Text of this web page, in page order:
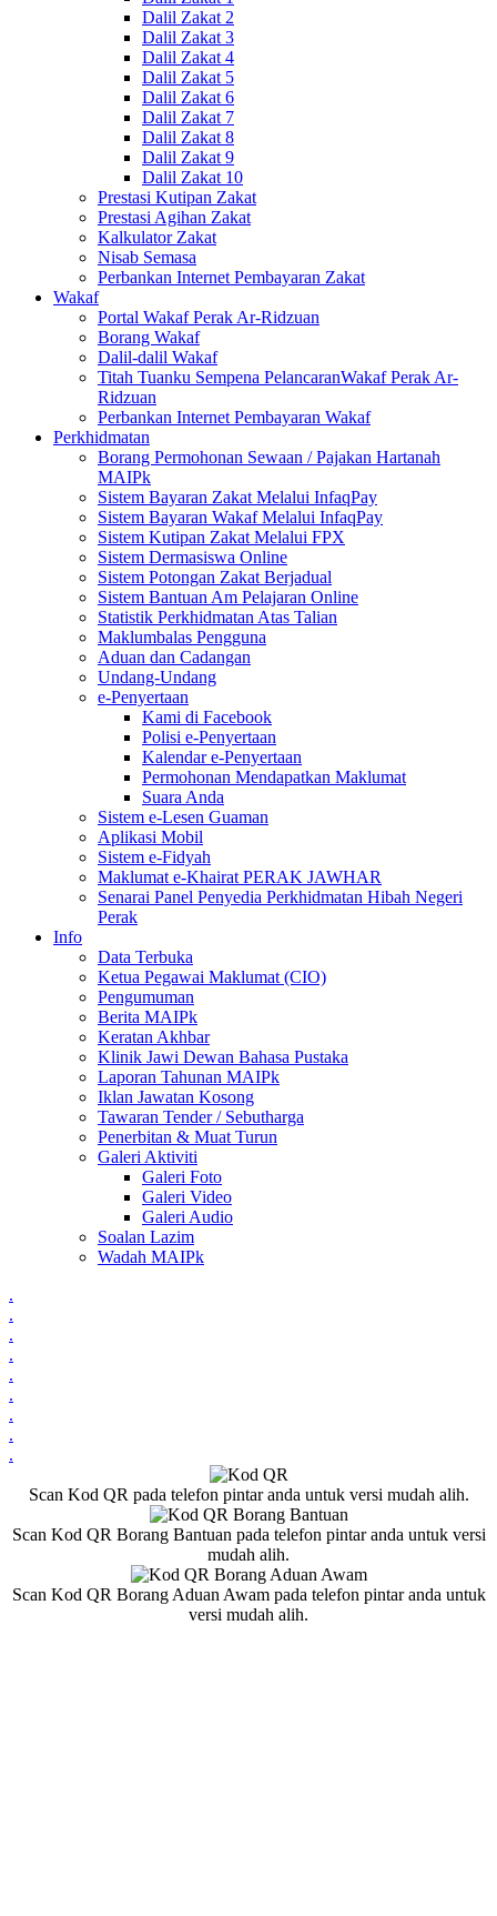
Dalil Zakat 2
Dalil Zakat 3
Dalil Zakat 4
Dalil Zakat 5
Dalil Zakat 6
Dalil Zakat 7
Dalil Zakat 8
Dalil Zakat 9
Dalil Zakat 10
Prestasi Kutipan Zakat
Prestasi Agihan Zakat
Kalkulator Zakat
Nisab Semasa
Perbankan Internet Pembayaran Zakat
Wakaf
Portal Wakaf Perak Ar-Ridzuan
Borang Wakaf
Dalil-dalil Wakaf
Titah Tuanku Sempena PelancaranWakaf Perak Ar-
Ridzuan
Perbankan Internet Pembayaran Wakaf
Perkhidmatan
Borang Permohonan Sewaan / Pajakan Hartanah
MAIPk
Sistem Bayaran Zakat Melalui InfaqPay
Sistem Bayaran Wakaf Melalui InfaqPay
Sistem Kutipan Zakat Melalui FPX
Sistem Dermasiswa Online
Sistem Potongan Zakat Berjadual
Sistem Bantuan Am Pelajaran Online
Statistik Perkhidmatan Atas Talian
Maklumbalas Pengguna
Aduan dan Cadangan
Undang-Undang
e-Penyertaan
Kami di Facebook
Polisi e-Penyertaan
Kalendar e-Penyertaan
Permohonan Mendapatkan Maklumat
Suara Anda
Sistem e-Lesen Guaman
Aplikasi Mobil
Sistem e-Fidyah
Maklumat e-Khairat PERAK JAWHAR
Senarai Panel Penyedia Perkhidmatan Hibah Negeri
Perak
Info
Data Terbuka
Ketua Pegawai Maklumat (CIO)
Pengumuman
Berita MAIPk
Keratan Akhbar
Klinik Jawi Dewan Bahasa Pustaka
Laporan Tahunan MAIPk
Iklan Jawatan Kosong
Tawaran Tender / Sebutharga
Penerbitan & Muat Turun
Galeri Aktiviti
Galeri Foto
Galeri Video
Galeri Audio
Soalan Lazim
Wadah MAIPk
.
.
.
.
.
.
.
.
.
Scan Kod QR pada telefon pintar anda untuk versi mudah alih.
Scan Kod QR Borang Bantuan pada telefon pintar anda untuk versi
mudah alih.
Scan Kod QR Borang Aduan Awam pada telefon pintar anda untuk
versi mudah alih.